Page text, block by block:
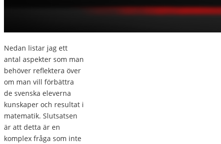
Nedan listar jag ett
antal aspekter som man
behöver reflektera över
om man vill förbättra
de svenska eleverna
kunskaper och resultat i
matematik. Slutsatsen
är att detta är en
komplex fråga som inte